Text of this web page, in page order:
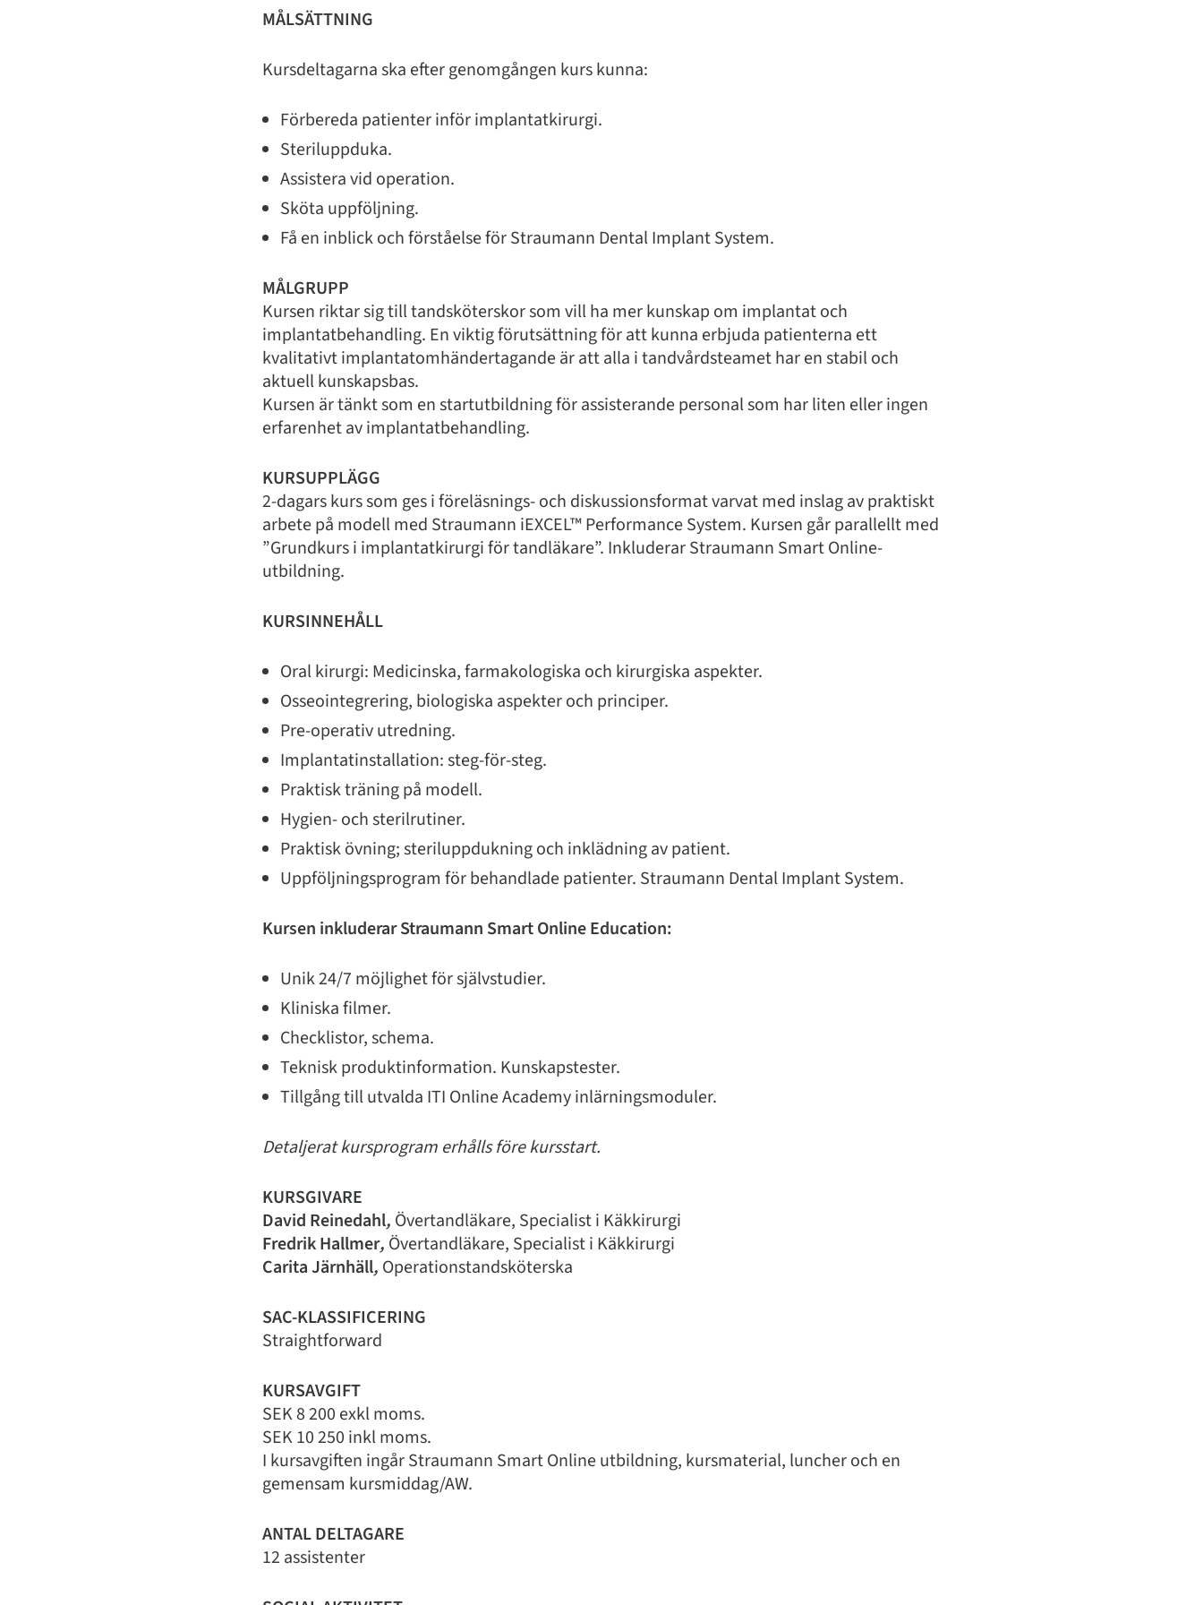
MÅLSÄTTNING
Kursdeltagarna ska efter genomgången kurs kunna:
Förbereda patienter inför implantatkirurgi.
Steriluppduka.
Assistera vid operation.
Sköta uppföljning.
Få en inblick och förståelse för Straumann Dental Implant System.
MÅLGRUPP
Kursen riktar sig till tandsköterskor som vill ha mer kunskap om implantat och
implantatbehandling. En viktig förutsättning för att kunna erbjuda patienterna ett
kvalitativt implantatomhändertagande är att alla i tandvårdsteamet har en stabil och
aktuell kunskapsbas.
Kursen är tänkt som en startutbildning för assisterande personal som har liten eller ingen
erfarenhet av implantatbehandling.
KURSUPPLÄGG
2-dagars kurs som ges i föreläsnings- och diskussionsformat varvat med inslag av praktiskt
arbete på modell med Straumann iEXCEL™ Performance System. Kursen går parallellt med
”Grundkurs i implantatkirurgi för tandläkare”. Inkluderar Straumann Smart Online-
utbildning.
KURSINNEHÅLL
Oral kirurgi: Medicinska, farmakologiska och kirurgiska aspekter.
Osseointegrering, biologiska aspekter och principer.
Pre-operativ utredning.
Implantatinstallation: steg-för-steg.
Praktisk träning på modell.
Hygien- och sterilrutiner.
Praktisk övning; steriluppdukning och inklädning av patient.
Uppföljningsprogram för behandlade patienter. Straumann Dental Implant System.
Kursen inkluderar Straumann Smart Online Education:
Unik 24/7 möjlighet för självstudier.
Kliniska filmer.
Checklistor, schema.
Teknisk produktinformation. Kunskapstester.
Tillgång till utvalda ITI Online Academy inlärningsmoduler.
Detaljerat kursprogram erhålls före kursstart.
KURSGIVARE
David Reinedahl, Övertandläkare, Specialist i Käkkirurgi
Fredrik Hallmer, Övertandläkare, Specialist i Käkkirurgi
Carita Järnhäll, Operationstandsköterska
SAC-KLASSIFICERING
Straightforward
KURSAVGIFT
SEK 8 200 exkl moms.
SEK 10 250 inkl moms.
I kursavgiften ingår Straumann Smart Online utbildning, kursmaterial, luncher och en
gemensam kursmiddag/AW.
ANTAL DELTAGARE
12 assistenter